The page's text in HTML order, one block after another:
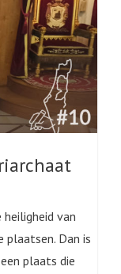
van
plaatsen. Dan is
plaats die